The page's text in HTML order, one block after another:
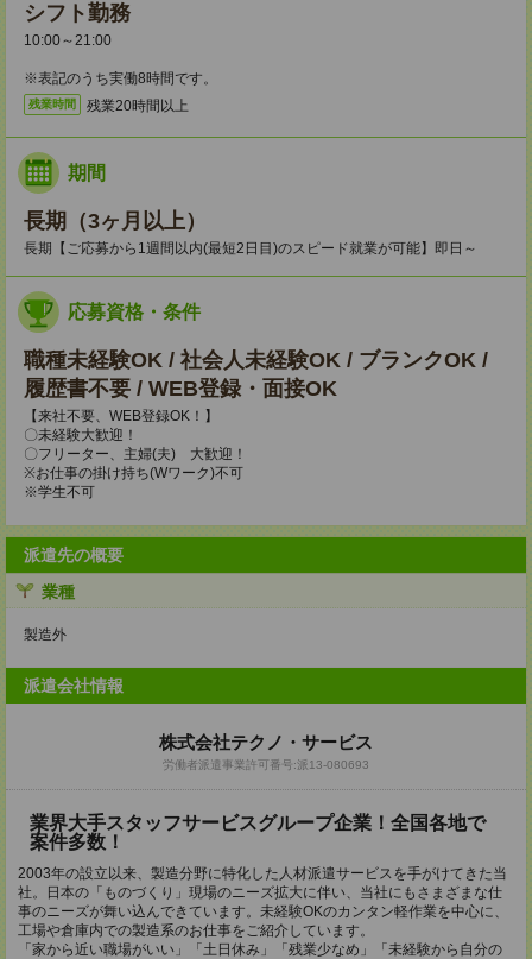
シフト勤務
10:00～21:00
※表記のうち実働8時間です。
残業時間 残業20時間以上
期間
長期（3ヶ月以上）
長期【ご応募から1週間以内(最短2日目)のスピード就業が可能】即日～
応募資格・条件
職種未経験OK / 社会人未経験OK / ブランクOK /
履歴書不要 / WEB登録・面接OK
【来社不要、WEB登録OK！】
〇未経験大歓迎！
〇フリーター、主婦(夫) 大歓迎！
※お仕事の掛け持ち(Wワーク)不可
※学生不可
派遣先の概要
業種
製造外
派遣会社情報
株式会社テクノ・サービス
労働者派遣事業許可番号:派13-080693
業界大手スタッフサービスグループ企業！全国各地で
案件多数！
2003年の設立以来、製造分野に特化した人材派遣サービスを手がけてきた当
社。日本の「ものづくり」現場のニーズ拡大に伴い、当社にもさまざまな仕
事のニーズが舞い込んできています。未経験OKのカンタン軽作業を中心に、
工場や倉庫内での製造系のお仕事をご紹介しています。
「家から近い職場がいい」「土日休み」「残業少なめ」「未経験から自分の